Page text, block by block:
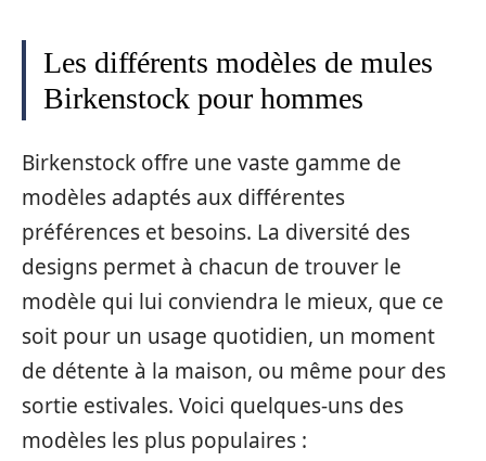
Les différents modèles de mules
Birkenstock pour hommes
Birkenstock offre une vaste gamme de
modèles adaptés aux différentes
préférences et besoins. La diversité des
designs permet à chacun de trouver le
modèle qui lui conviendra le mieux, que ce
soit pour un usage quotidien, un moment
de détente à la maison, ou même pour des
sortie estivales. Voici quelques-uns des
modèles les plus populaires :